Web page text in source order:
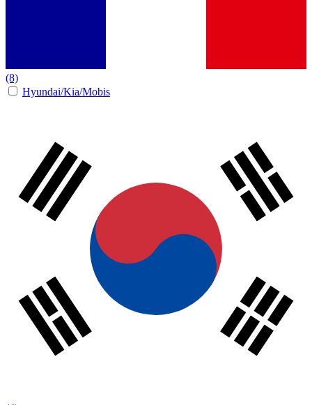
(8)
Hyundai/Kia/Mobis